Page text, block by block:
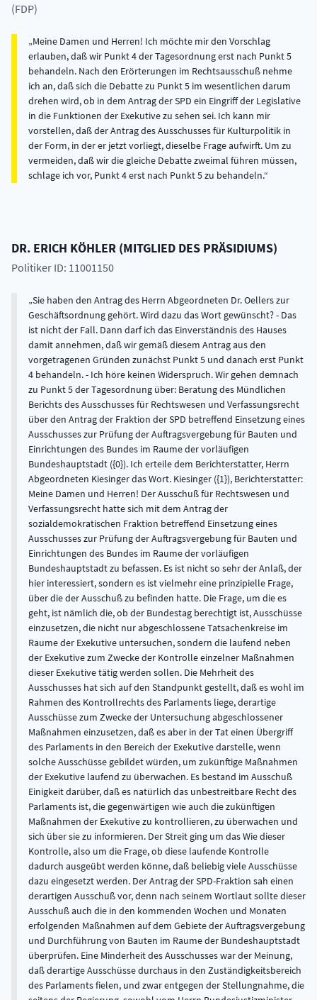
(FDP)
Meine Damen und Herren! Ich möchte mir den Vorschlag
erlauben, daß wir Punkt 4 der Tagesordnung erst nach Punkt 5
behandeln. Nach den Erörterungen im Rechtsausschuß nehme
ich an, daß sich die Debatte zu Punkt 5 im wesentlichen darum
drehen wird, ob in dem Antrag der SPD ein Eingriff der Legislative
in die Funktionen der Exekutive zu sehen sei. Ich kann mir
vorstellen, daß der Antrag des Ausschusses für Kulturpolitik in
der Form, in der er jetzt vorliegt, dieselbe Frage aufwirft. Um zu
vermeiden, daß wir die gleiche Debatte zweimal führen müssen,
schlage ich vor, Punkt 4 erst nach Punkt 5 zu behandeln.
DR. ERICH KÖHLER (MITGLIED DES PRÄSIDIUMS)
Politiker ID: 11001150
Sie haben den Antrag des Herrn Abgeordneten Dr. Oellers zur
Geschäftsordnung gehört. Wird dazu das Wort gewünscht? - Das
ist nicht der Fall. Dann darf ich das Einverständnis des Hauses
damit annehmen, daß wir gemäß diesem Antrag aus den
vorgetragenen Gründen zunächst Punkt 5 und danach erst Punkt
4 behandeln. - Ich höre keinen Widerspruch. Wir gehen demnach
zu Punkt 5 der Tagesordnung über: Beratung des Mündlichen
Berichts des Ausschusses für Rechtswesen und Verfassungsrecht
über den Antrag der Fraktion der SPD betreffend Einsetzung eines
Ausschusses zur Prüfung der Auftragsvergebung für Bauten und
Einrichtungen des Bundes im Raume der vorläufigen
Bundeshauptstadt ({0}). Ich erteile dem Berichterstatter, Herrn
Abgeordneten Kiesinger das Wort. Kiesinger ({1}), Berichterstatter:
Meine Damen und Herren! Der Ausschuß für Rechtswesen und
Verfassungsrecht hatte sich mit dem Antrag der
sozialdemokratischen Fraktion betreffend Einsetzung eines
Ausschusses zur Prüfung der Auftragsvergebung für Bauten und
Einrichtungen des Bundes im Raume der vorläufigen
Bundeshauptstadt zu befassen. Es ist nicht so sehr der Anlaß, der
hier interessiert, sondern es ist vielmehr eine prinzipielle Frage,
über die der Ausschuß zu befinden hatte. Die Frage, um die es
geht, ist nämlich die, ob der Bundestag berechtigt ist, Ausschüsse
einzusetzen, die nicht nur abgeschlossene Tatsachenkreise im
Raume der Exekutive untersuchen, sondern die laufend neben
der Exekutive zum Zwecke der Kontrolle einzelner Maßnahmen
dieser Exekutive tätig werden sollen. Die Mehrheit des
Ausschusses hat sich auf den Standpunkt gestellt, daß es wohl im
Rahmen des Kontrollrechts des Parlaments liege, derartige
Ausschüsse zum Zwecke der Untersuchung abgeschlossener
Maßnahmen einzusetzen, daß es aber in der Tat einen Übergriff
des Parlaments in den Bereich der Exekutive darstelle, wenn
solche Ausschüsse gebildet würden, um zukünftige Maßnahmen
der Exekutive laufend zu überwachen. Es bestand im Ausschuß
Einigkeit darüber, daß es natürlich das unbestreitbare Recht des
Parlaments ist, die gegenwärtigen wie auch die zukünftigen
Maßnahmen der Exekutive zu kontrollieren, zu überwachen und
sich über sie zu informieren. Der Streit ging um das Wie dieser
Kontrolle, also um die Frage, ob diese laufende Kontrolle
dadurch ausgeübt werden könne, daß beliebig viele Ausschüsse
dazu eingesetzt werden. Der Antrag der SPD-Fraktion sah einen
derartigen Ausschuß vor, denn nach seinem Wortlaut sollte dieser
Ausschuß auch die in den kommenden Wochen und Monaten
erfolgenden Maßnahmen auf dem Gebiete der Auftragsvergebung
und Durchführung von Bauten im Raume der Bundeshauptstadt
überprüfen. Eine Minderheit des Ausschusses war der Meinung,
daß derartige Ausschüsse durchaus in den Zuständigkeitsbereich
des Parlaments fielen, und zwar entgegen der Stellungnahme, die